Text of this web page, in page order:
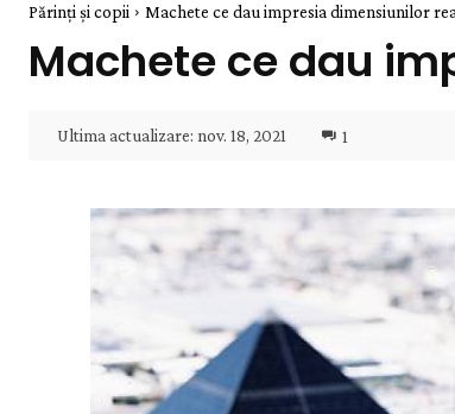
Părinți și copii Machete ce dau impresia dimensiunilor
Machete ce dau
Ultima actualizare: nov. 18, 2021 1